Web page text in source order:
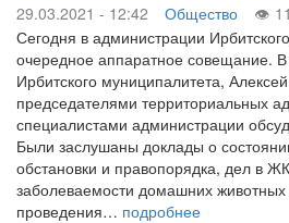
29.03.2021 - 12:42 Общество
Сегодня в администрации
очередное аппаратное совещание. В
Ирбитского муниципалитета,
председателями территориальных
специалистами администрации
Были заслушаны доклады о
обстановки и правопорядка, дел в
заболеваемости домашних
проведения… подробнее